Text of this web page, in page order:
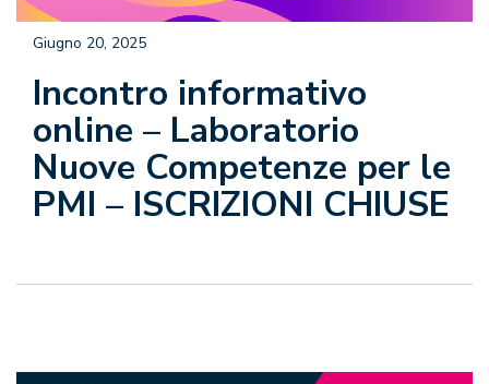
Incontro informativo
online – Laboratorio
Nuove Competenze per le
PMI – ISCRIZIONI CHIUSE
Giugno 20, 2025